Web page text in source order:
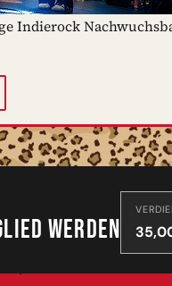
Indierock
WERDEN